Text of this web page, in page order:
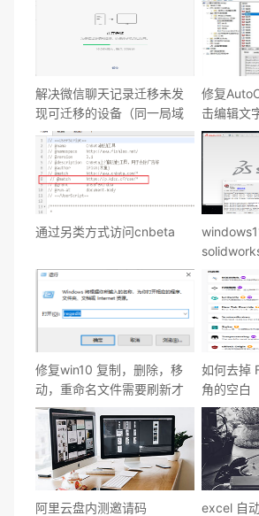
解决微信聊天记录迁移未发
现可迁移的设备（同一局域
网内）
修复
击编辑文
通过另类方式访问cnbeta
修复win10 复制，删除，移
动，重命名文件需要刷新才
显示的问题
如何去掉
角的空白
阿里云盘内测邀请码
excel 自